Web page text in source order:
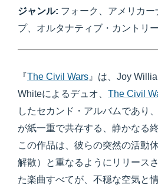
ジャンル: フォーク、アメリカ
プ、オルタナティブ・カントリー
『The Civil Wars 』は、Joy
Whiteによるデュオ、 The Civil
したセカンド・アルバムであり
が紙一重で共存する、静かなる
この作品は、彼らの突然の活動
解散）と重なるようにリリース
た楽曲すべてが、不穏な空気と